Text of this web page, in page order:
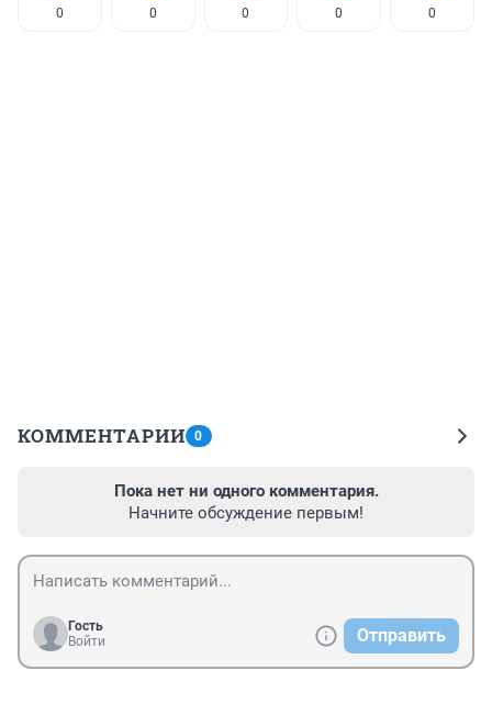
0 0 0 0 0
КОММЕНТАРИИ 0
Пока нет ни одного комментария.
Начните обсуждение первым!
Гость
Войти
Отправить